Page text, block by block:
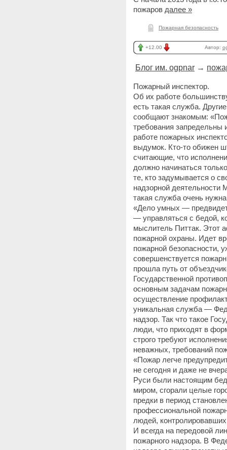
пожаров далее »
Пожарная безопасность
+12.00 Автор:
Блог им. ogpnar →
Пожарный инспектор.
Об их работе
есть такая служба.
сообщают знакомым:
требования
работе пожарных
выдумок. Кто-то обижен
считающие, что
должно начинаться
те, кто задумывается о
надзорной
такая служба очень
«Дело умных —
— управляться с бедой,
мыслитель Питтак. Этот
пожарной охраны. Идет
пожарной безопасности,
совершенствуется
прошла путь от
Государственной
основным задачам
осуществление
уникальная служба —
надзор. Так что такое
люди, что приходят в
строго требуют
неважных, требований
«Пожар легче
не сегодня и даже не
Руси были настоящим
миром, сгорали целые
предки в период
профессиональной
людей,
И всегда на передовой
пожарного надзора. В